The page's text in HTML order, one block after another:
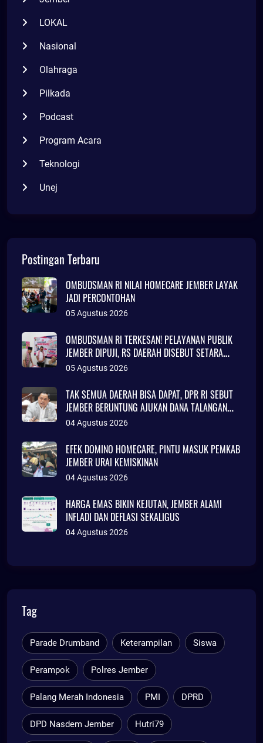
LOKAL
Nasional
Olahraga
Pilkada
Podcast
Program Acara
Teknologi
Unej
Postingan Terbaru
OMBUDSMAN RI NILAI HOMECARE JEMBER LAYAK
JADI PERCONTOHAN
05 Agustus 2026
OMBUDSMAN RI TERKESAN! PELAYANAN PUBLIK
JEMBER DIPUJI, RS DAERAH DISEBUT SETARA
KLINIK JAKARTA
05 Agustus 2026
TAK SEMUA DAERAH BISA DAPAT, DPR RI SEBUT
JEMBER BERUNTUNG AJUKAN DANA TALANGAN
Rp786 MILIAR
04 Agustus 2026
EFEK DOMINO HOMECARE, PINTU MASUK PEMKAB
JEMBER URAI KEMISKINAN
04 Agustus 2026
HARGA EMAS BIKIN KEJUTAN, JEMBER ALAMI
INFLADI DAN DEFLASI SEKALIGUS
04 Agustus 2026
Tag
Parade Drumband Keterampilan Siswa
Perampok Polres Jember
Palang Merah Indonesia PMI DPRD
DPD Nasdem Jember Hutri79